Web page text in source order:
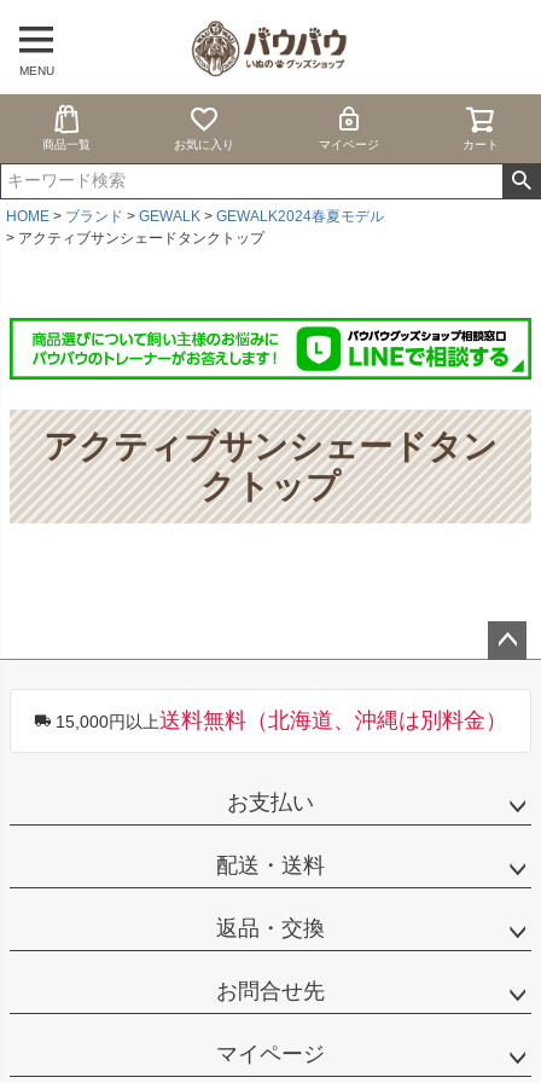
MENU
商品一覧 お気に入り マイページ カート
HOME ブランド GEWALK
GEWALK2024春夏モデル
アクティブサンシェードタンクトップ
アクティブサンシェードタン
クトップ
ップ
へ
15,000円以上送料無料（北海道、沖縄は別料金）
お支払い
配送・送料
返品・交換
お問合せ先
マイページ